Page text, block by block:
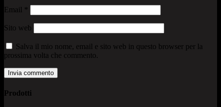
Email
Sito web
Salva il mio nome, email e sito web in questo browser per la
prossima volta che commento.
Prodotti